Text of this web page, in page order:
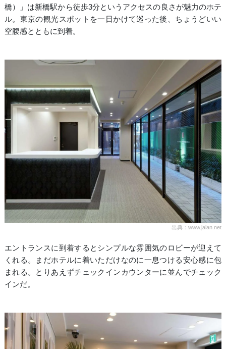
橋）」は新橋駅から徒歩3分というアクセスの良さが魅力のホテ
ル。東京の観光スポットを一日かけて巡った後、ちょうどいい
空腹感とともに到着。
出典：www.jalan.net
エントランスに到着するとシンプルな雰囲気のロビーが迎えて
くれる。まだホテルに着いただけなのに一息つける安心感に包
まれる。とりあえずチェックインカウンターに並んでチェック
インだ。